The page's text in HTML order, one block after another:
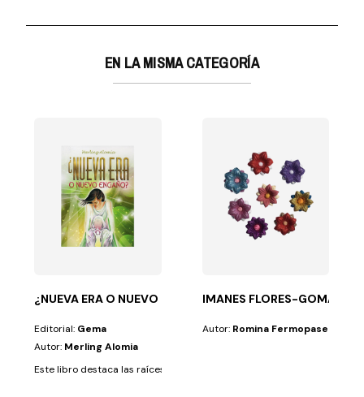
EN LA MISMA CATEGORÍA
crecimiento...a los problemas de la fe en todas sus...
¿NUEVA ERA O NUEVO ENGAÑO?
Editorial: Gema
Autor: Merling Alomia
Este libro destaca las raíces de la Nueva Era. Analiza sus pilares e
IMANES FLORES-GOMA EVA
Autor: Romina Fermopase